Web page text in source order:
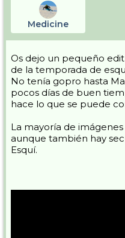
Medicine
Os dejo un pequeño
de la temporada de
No tenía gopro hasta
pocos días de buen
hace lo que se puede
La mayoría de
aunque también hay
Esquí.